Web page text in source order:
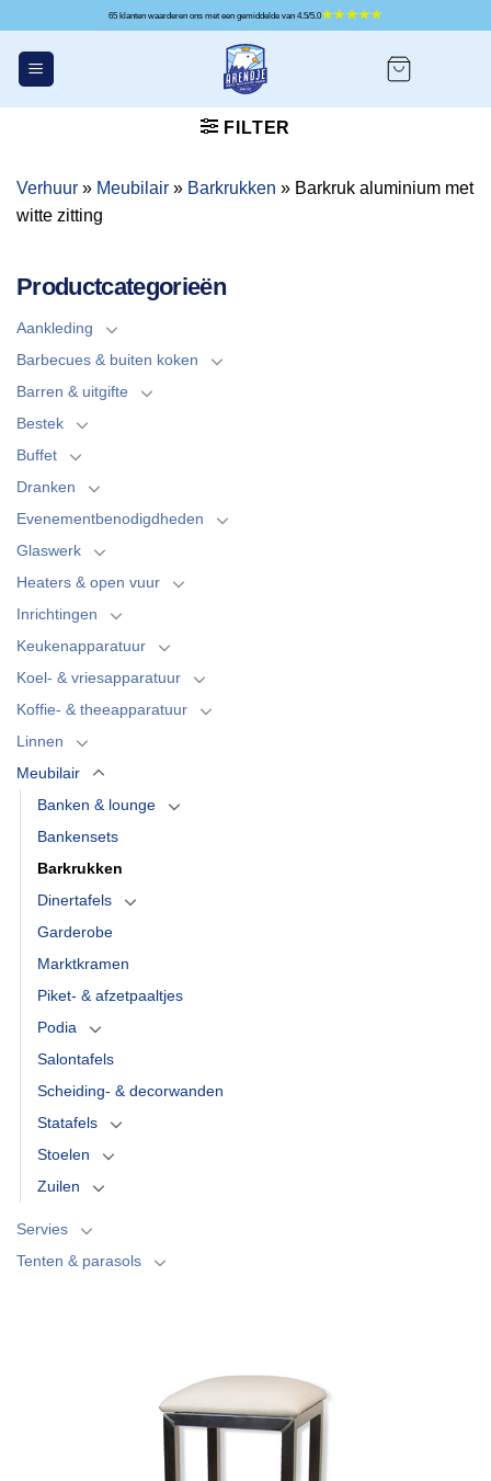
inhoud
65 klanten waarderen ons met een gemiddelde van 4.5/5.0
FILTER
Verhuur » Meubilair » Barkrukken » Barkruk aluminium met
witte zitting
Productcategorieën
Aankleding
Barbecues & buiten koken
Barren & uitgifte
Bestek
Buffet
Dranken
Evenementbenodigdheden
Glaswerk
Heaters & open vuur
Inrichtingen
Keukenapparatuur
Koel- & vriesapparatuur
Koffie- & theeapparatuur
Linnen
Meubilair
Banken & lounge
Bankensets
Barkrukken
Dinertafels
Garderobe
Marktkramen
Piket- & afzetpaaltjes
Podia
Salontafels
Scheiding- & decorwanden
Statafels
Stoelen
Zuilen
Servies
Tenten & parasols